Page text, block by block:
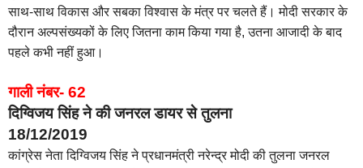
साथ-साथ विकास और सबका विश्वास के मंत्र पर चलते हैं। मोदी सरकार के
दौरान अल्पसंख्यकों के लिए जितना काम किया गया है, उतना आजादी के बाद
पहले कभी नहीं हुआ।
गाली नंबर- 62
दिग्विजय सिंह ने की जनरल डायर से तुलना
18/12/2019
कांग्रेस नेता दिग्विजय सिंह ने प्रधानमंत्री नरेन्द्र मोदी की तुलना जनरल